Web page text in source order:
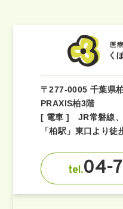
〒277-0005 千葉県
PRAXIS柏3階
[ 電車 ] JR常磐線、
「柏駅」東口より徒
tel.04-